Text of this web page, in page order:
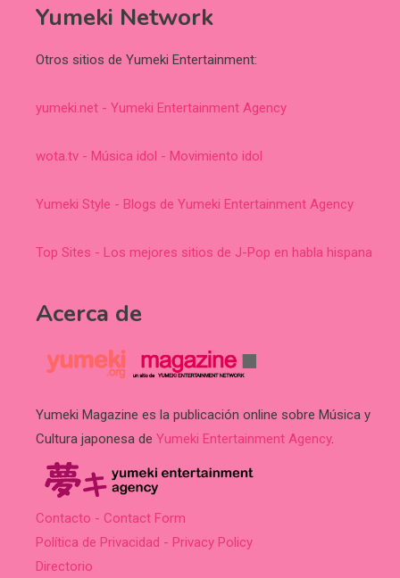
Yumeki Network
Otros sitios de Yumeki Entertainment:
yumeki.net - Yumeki Entertainment Agency
wota.tv - Música idol - Movimiento idol
Yumeki Style - Blogs de Yumeki Entertainment Agency
Top Sites - Los mejores sitios de J-Pop en habla hispana
Acerca de
Yumeki Magazine es la publicación online sobre Música y
Cultura japonesa de Yumeki Entertainment Agency.
Contacto - Contact Form
Política de Privacidad - Privacy Policy
Directorio